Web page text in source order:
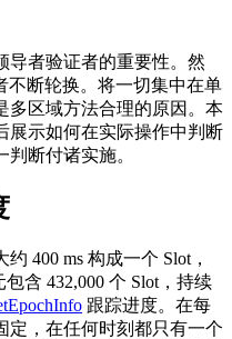
导者验证者的重要性。然
不断轮换。将一切集中在单
多区域方法合理的原因。本
展示如何在实际操作中判断
断付诸实施。
400 ms 构成一个 Slot，
含 432,000 个 Slot，持续
跟踪进度。在每
定，在任何时刻都只有一个